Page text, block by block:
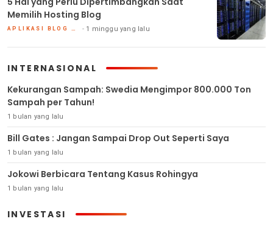
Memilih Hosting Blog
APLIKASI BLOG DAN HOSTING 1 minggu yang lalu
INTERNASIONAL
Kekurangan Sampah: Swedia Mengimpor 800.000 Ton
Sampah per Tahun!
1 bulan yang lalu
Bill Gates : Jangan Sampai Drop Out Seperti Saya
1 bulan yang lalu
Jokowi Berbicara Tentang Kasus Rohingya
1 bulan yang lalu
INVESTASI